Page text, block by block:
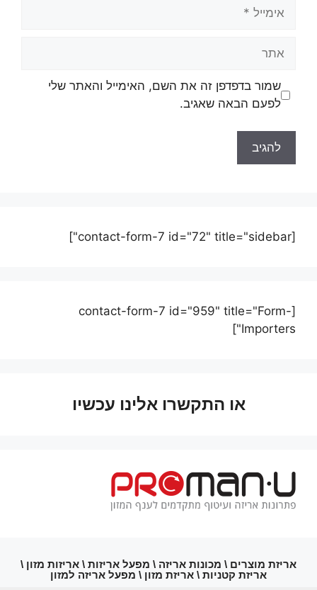
שמור בדפדפן זה את השם, האימייל והאתר שלי
לפעם הבאה שאגיב.
[contact-form-7 id="72" title="sidebar"]
[contact-form-7 id="959" title="Form-
Importers"]
או התקשרו אלינו עכשיו
אריזת מוצרים \ מכונות אריזה \ מפעל אריזות \ אריזות מזון \
אריזת קטניות \ אריזת מזון \ מפעל אריזה למזון